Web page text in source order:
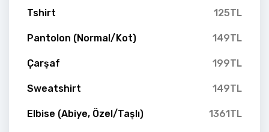
Tshirt 125TL
Pantolon (Normal/Kot) 149TL
Çarşaf 199TL
Sweatshirt 149TL
Elbise (Abiye, Özel/Taşlı) 1361TL